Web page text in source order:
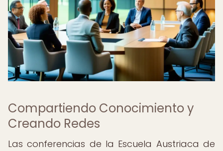
Compartiendo Conocimiento y
Creando Redes
Las conferencias de la Escuela Austriaca de